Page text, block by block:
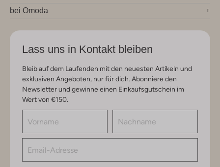
bei Omoda
Lass uns in Kontakt bleiben
Bleib auf dem Laufenden mit den neuesten Artikeln und
exklusiven Angeboten, nur für dich. Abonniere den
Newsletter und gewinne einen Einkaufsgutschein im
Wert von €150.